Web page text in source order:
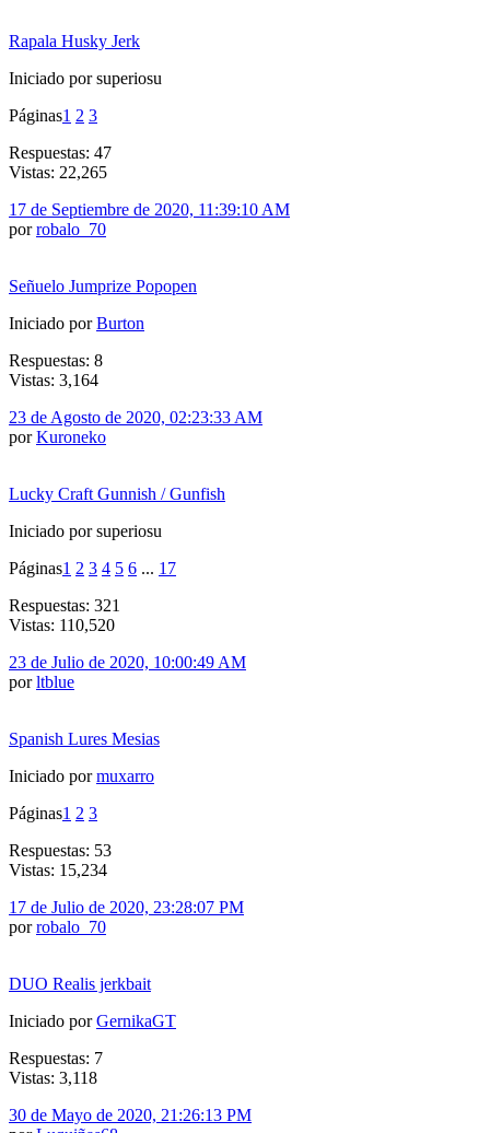
Rapala Husky Jerk
Iniciado por superiosu
Páginas1 2 3
Respuestas: 47
Vistas: 22,265
17 de Septiembre de 2020, 11:39:10 AM
porrobalo_70
Señuelo Jumprize Popopen
Iniciado porBurton
Respuestas: 8
Vistas: 3,164
23 de Agosto de 2020, 02:23:33 AM
porKuroneko
Lucky Craft Gunnish / Gunfish
Iniciado por superiosu
Páginas1 2 3 4 5 6 ... 17
Respuestas: 321
Vistas: 110,520
23 de Julio de 2020, 10:00:49 AM
porltblue
Spanish Lures Mesias
Iniciado pormuxarro
Páginas1 2 3
Respuestas: 53
Vistas: 15,234
17 de Julio de 2020, 23:28:07 PM
porrobalo_70
DUO Realis jerkbait
Iniciado porGernikaGT
Respuestas: 7
Vistas: 3,118
30 de Mayo de 2020, 21:26:13 PM